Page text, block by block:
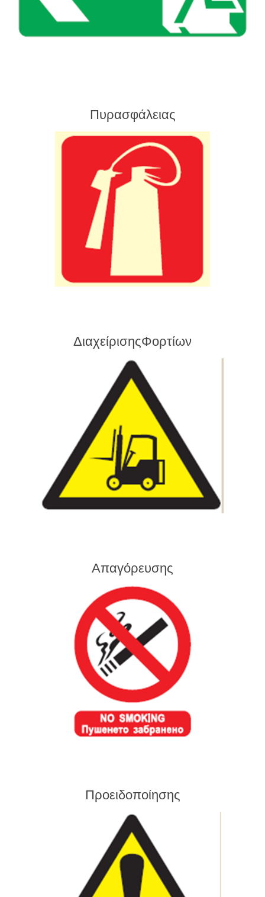
Πυρασφάλειας
ΔιαχείρισηςΦορτίων
Απαγόρευσης
Προειδοποίησης